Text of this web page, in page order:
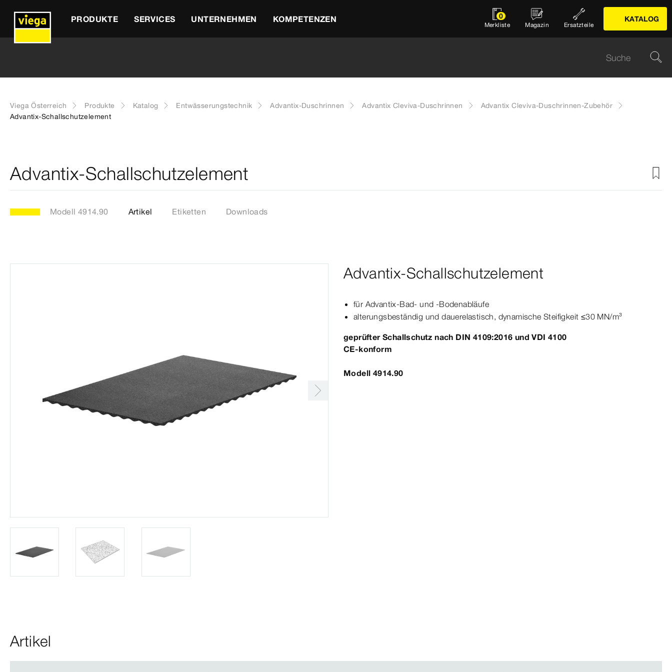
PRODUKTE SERVICES UNTERNEHMEN KOMPETENZEN 0
Merkliste Magazin Ersatzteile
KATALOG
Viega Österreich Produkte Katalog Entwässerungstechnik Advantix-Duschrinnen Advantix Cleviva-Duschrinnen
Advantix Cleviva-Duschrinnen-Zubehör
Advantix-Schallschutzelement
Advantix-Schallschutzelement
Modell 4914.90 Artikel Etiketten Downloads
Advantix-Schallschutzelement
für Advantix-Bad- und -Bodenabläufe
alterungsbeständig und dauerelastisch, dynamische Steifigkeit ≤30 MN/m³
geprüfter Schallschutz nach DIN 4109:2016 und VDI 4100
CE-​konform
Modell 4914.90
Artikel